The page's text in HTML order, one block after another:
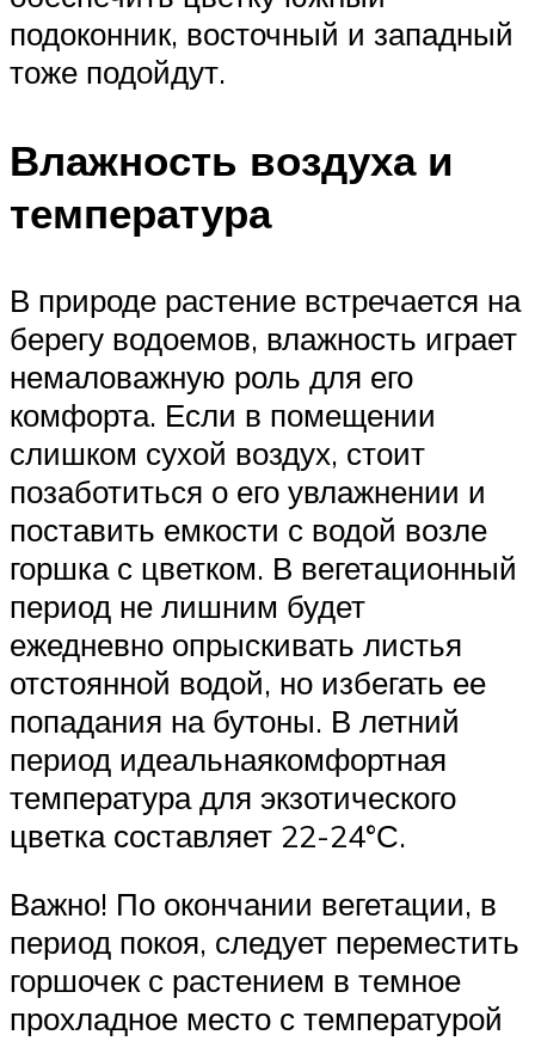
подоконник, восточный и западный
тоже подойдут.
Влажность воздуха и
температура
В природе растение встречается на
берегу водоемов, влажность играет
немаловажную роль для его
комфорта. Если в помещении
слишком сухой воздух, стоит
позаботиться о его увлажнении и
поставить емкости с водой возле
горшка с цветком. В вегетационный
период не лишним будет
ежедневно опрыскивать листья
отстоянной водой, но избегать ее
попадания на бутоны. В летний
период идеальнаякомфортная
температура для экзотического
цветка составляет 22-24°С.
Важно! По окончании вегетации, в
период покоя, следует переместить
горшочек с растением в темное
прохладное место с температурой